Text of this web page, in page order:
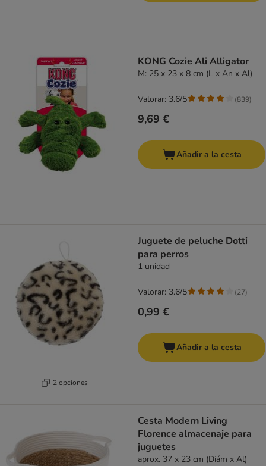
KONG Cozie Ali Alligator
M: 25 x 23 x 8 cm (L x An x Al)
9,69 €
Valorar: 3.6/5 (839)
Añadir a la cesta
2 opciones
Juguete de peluche Dotti
para perros
1 unidad
0,99 €
Valorar: 3.6/5 (27)
Añadir a la cesta
Cesta Modern Living
Florence almacenaje para
juguetes
aprox. 37 x 23 cm (Diám x Al)